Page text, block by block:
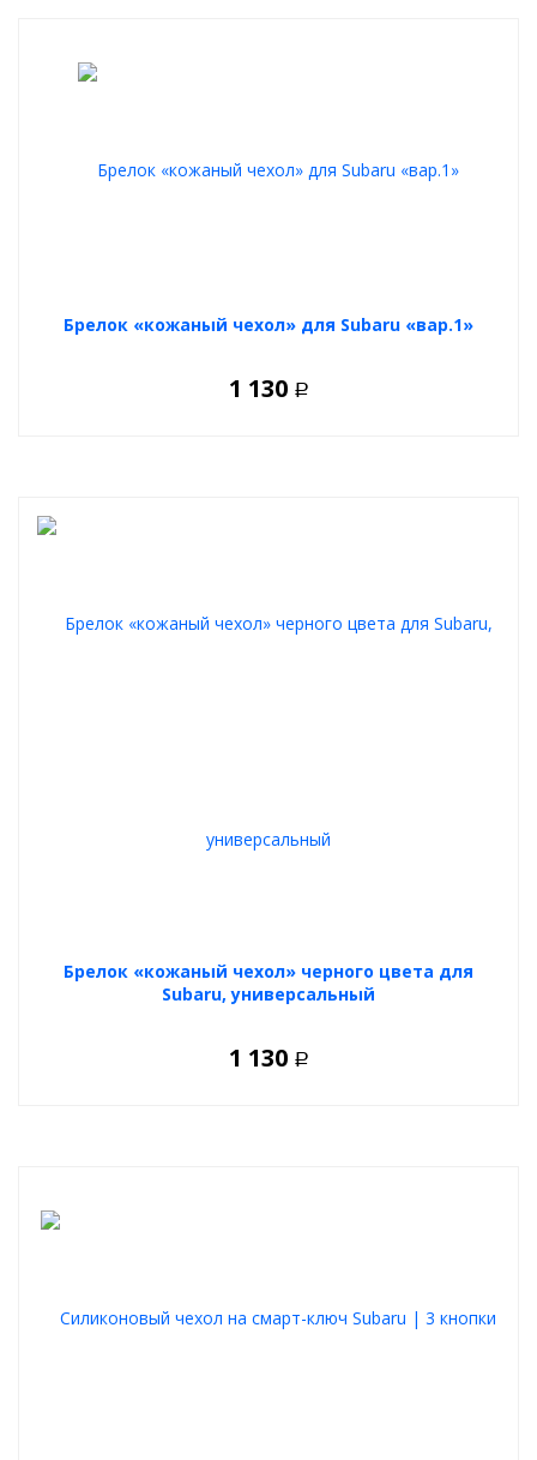
Брелок «кожаный чехол» для Subaru «вар.1»
1 130 Р
Брелок «кожаный чехол» черного цвета для
Subaru, универсальный
1 130 Р